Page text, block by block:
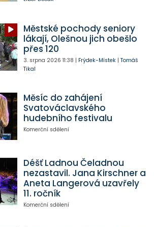
Městské pochody seniory
lákají, Olešnou jich obešlo
přes 120
3. srpna 2026 11:38 | Frýdek-Místek| Tomáš
Tikal
Měsíc do zahájení
Svatováclavského
hudebního festivalu
Komerční sdělení
Déšť Ladnou Čeladnou
nezastavil. Jana Kirschner a
Aneta Langerová uzavřely
11. ročník
Komerční sdělení